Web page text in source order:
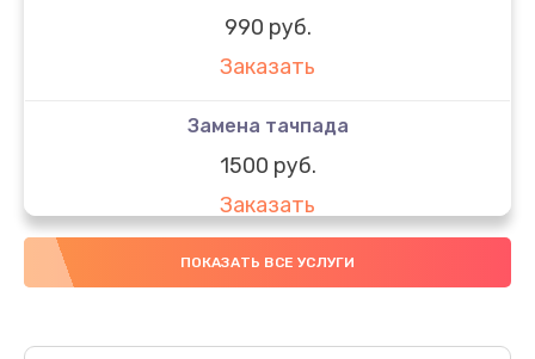
990 руб.
Заказать
Замена тачпада
1500 руб.
Заказать
Замена южного моста
Заказать
ПОКАЗАТЬ ВСЕ УСЛУГИ